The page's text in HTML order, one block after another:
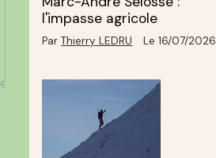
l'impasse agricole
ParThierry LEDRU Le 16/07/2026